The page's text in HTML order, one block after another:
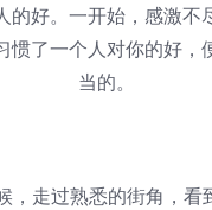
的好。一开始，感激不
惯了一个人对你的好，
当的。
走过熟悉的街角，看